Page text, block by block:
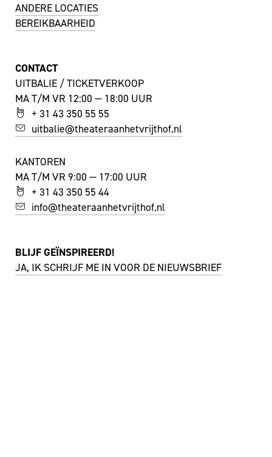
ANDERE LOCATIES
BEREIKBAARHEID
CONTACT
UITBALIE / TICKETVERKOOP
MA T/M VR 12:00 — 18:00 UUR
+ 31 43 350 55 55
uitbalie@theateraanhetvrijthof.nl
KANTOREN
MA T/M VR 9:00 — 17:00 UUR
+ 31 43 350 55 44
info@theateraanhetvrijthof.nl
BLIJF GEÏNSPIREERD!
JA, IK SCHRIJF ME IN VOOR DE NIEUWSBRIEF